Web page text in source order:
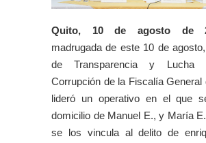
Quito, 10 de agosto de
madrugada de este 10 de
de Transparencia y Lucha
Corrupción de la Fiscalía General
lideró un operativo en el que
domicilio de Manuel E., y María
se los vincula al delito de